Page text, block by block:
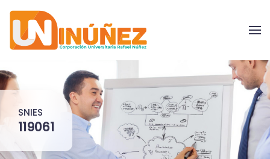
Skip to main content
SNIES
119061